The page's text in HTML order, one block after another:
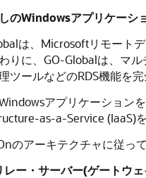
のWindowsアプリケーシ
は、Microsoftリモート
りに、GO-Globalは、マ
ツールなどのRDS機能を
アプリケーション
as-a-Service (IaaS)
のアーキテクチャに従っ
レー・サーバー(ゲートウ